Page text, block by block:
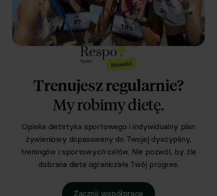
Trenujesz regularnie?
My robimy dietę.
Opieka dietetyka sportowego i indywidualny plan
żywieniowy dopasowany do Twojej dyscypliny,
treningów i sportowych celów. Nie pozwól, by źle
dobrana dieta ograniczała Twój progres.
Zacznij współpracę